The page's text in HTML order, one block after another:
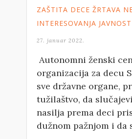
ZAŠTITA DECE ŽRTAVA
INTERESOVANJA
27. januar 2022.
Autonomni ženski
organizacija za decu
sve državne organe,
tužilaštvo, da
nasilja prema deci
dužnom pažnjom i da